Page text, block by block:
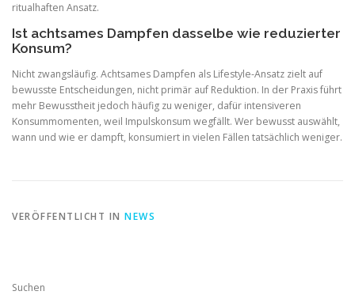
ritualhaften Ansatz.
Ist achtsames Dampfen dasselbe wie reduzierter
Konsum?
Nicht zwangsläufig. Achtsames Dampfen als Lifestyle-Ansatz zielt auf
bewusste Entscheidungen, nicht primär auf Reduktion. In der Praxis führt
mehr Bewusstheit jedoch häufig zu weniger, dafür intensiveren
Konsummomenten, weil Impulskonsum wegfällt. Wer bewusst auswählt,
wann und wie er dampft, konsumiert in vielen Fällen tatsächlich weniger.
VERÖFFENTLICHT IN NEWS
Suchen